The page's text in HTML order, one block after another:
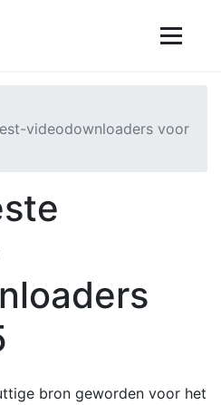
videodownloaders voor
bron geworden voor het